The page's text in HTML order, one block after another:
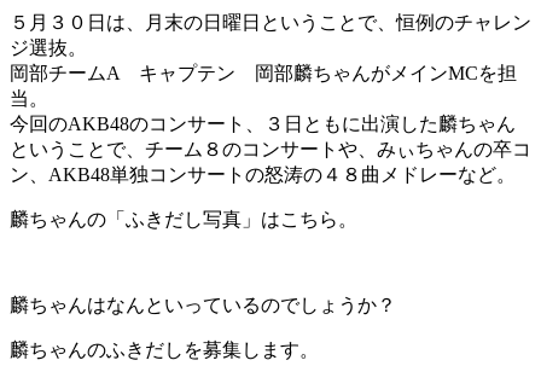
５月３０日は、月末の日曜日ということで、恒例のチャレン
ジ選抜。
岡部チームA キャプテン 岡部麟ちゃんがメインMCを担
当。
今回のAKB48のコンサート、３日ともに出演した麟ちゃん
ということで、チーム８のコンサートや、みぃちゃんの卒コ
ン、AKB48単独コンサートの怒涛の４８曲メドレーなど。
麟ちゃんの「ふきだし写真」はこちら。
麟ちゃんはなんといっているのでしょうか？
麟ちゃんのふきだしを募集します。